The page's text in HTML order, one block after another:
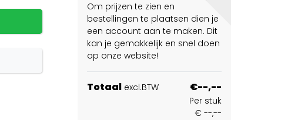
Om prijzen te zien en
bestellingen te plaatsen dien je
een account aan te maken. Dit
kan je gemakkelijk en snel doen
op onze website!
Totaal excl.BTW €--,--
Per stuk
€ --,--